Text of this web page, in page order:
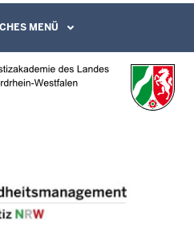
Landes Nordrhein-
MENÜ